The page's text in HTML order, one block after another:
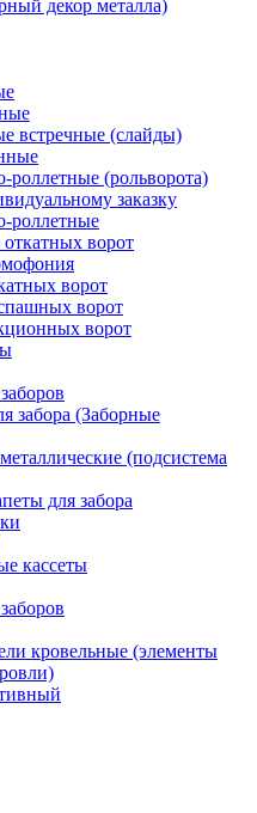
декор металла)
встречные (слайды)
роллетные (рольворота)
заказку
роллетные
ворот
ворот
ворот
ворот
забора (Заборные
(подсистема
для забора
кассеты
кровельные (элементы